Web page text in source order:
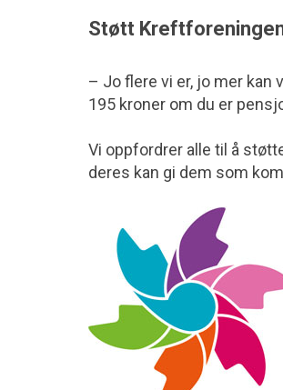
Støtt
– Jo flere vi er, jo mer
195 kroner om du er
Vi oppfordrer alle til å
deres kan gi dem som